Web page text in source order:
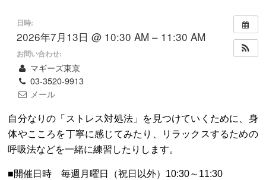
日時:
2026年7月13日 @ 10:30 AM – 11:30 AM
お問い合わせ:
マギーズ東京
03-3520-9913
メール
自分なりの「ストレス対処法」を見つけていくために、身
体やこころを丁寧に感じてみたり、リラックスするための
呼吸法などを一緒に練習したりします。
■開催日時 毎週月曜日（祝日以外）10:30～11:30